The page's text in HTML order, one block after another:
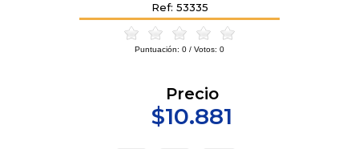
Ref: 53335
Puntuación: 0 / Votos: 0
Precio
$10.881